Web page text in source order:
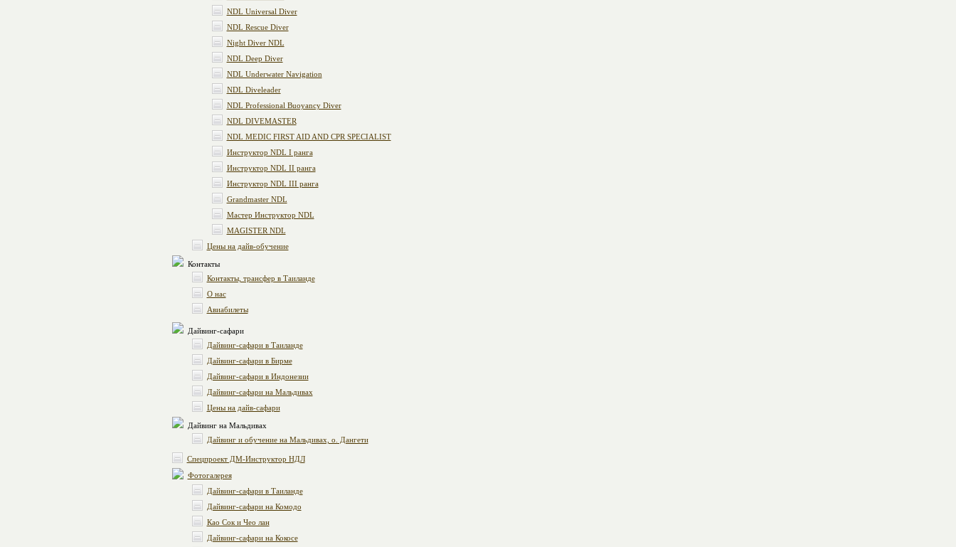
NDL Universal Diver
NDL Rescue Diver
Night Diver NDL
NDL Deep Diver
NDL Underwater Navigation
NDL Diveleader
NDL Professional Buoyancy Diver
NDL DIVEMASTER
NDL MEDIC FIRST AID AND CPR SPECIALIST
Инструктор NDL I ранга
Инструктор NDL II ранга
Инструктор NDL III ранга
Grandmaster NDL
Мастер Инструктор NDL
MAGISTER NDL
Цены на дайв-обучение
Контакты
Контакты, трансфер в Таиланде
О нас
Авиабилеты
Дайвинг-сафари
Дайвинг-сафари в Таиланде
Дайвинг-сафари в Бирме
Дайвинг-сафари в Индонезии
Дайвинг-сафари на Мальдивах
Цены на дайв-сафари
Дайвинг на Мальдивах
Дайвинг и обучение на Мальдивах, о. Дангети
Спецпроект ДМ-Инструктор НДЛ
Фотогалерея
Дайвинг-сафари в Таиланде
Дайвинг-сафари на Комодо
Као Сок и Чео лан
Дайвинг-сафари на Кокосе